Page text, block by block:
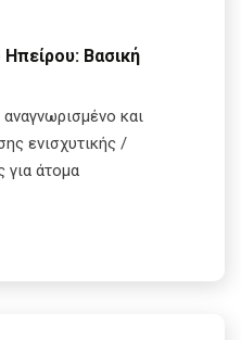
Βασική
και
ενισχυτικής /
για άτομα